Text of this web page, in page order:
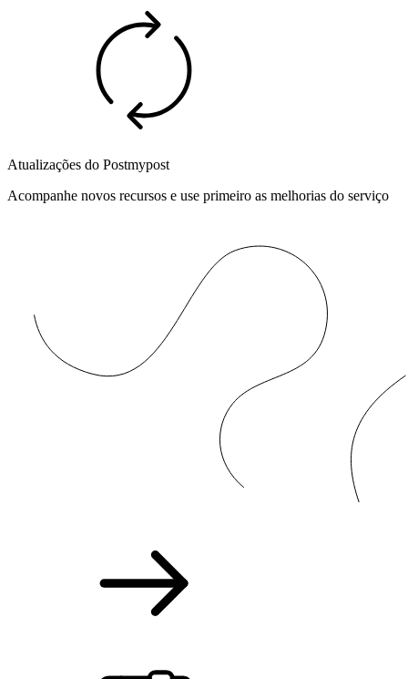
Atualizações do Postmypost
Acompanhe novos recursos e use primeiro as melhorias do serviço